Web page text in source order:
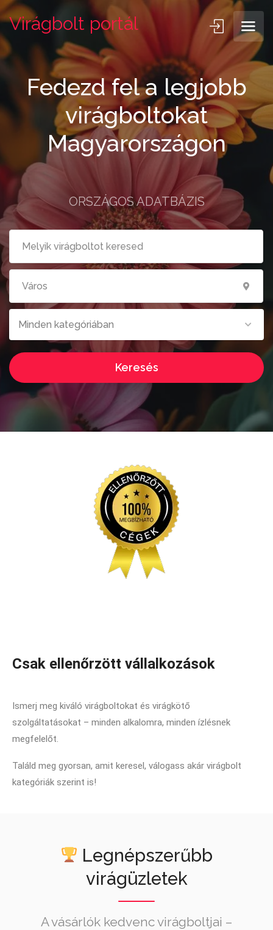
Virágbolt portál
Fedezd fel a legjobb
virágboltokat
Magyarországon
ORSZÁGOS ADATBÁZIS
Minden kategóriában
Keresés
Csak ellenőrzött vállalkozások
Ismerj meg kiváló virágboltokat és virágkötő
szolgáltatásokat – minden alkalomra, minden ízlésnek
megfelelőt.
Találd meg gyorsan, amit keresel, válogass akár virágbolt
kategóriák szerint is!
Legnépszerűbb
virágüzletek
A vásárlók kedvenc virágboltjai –